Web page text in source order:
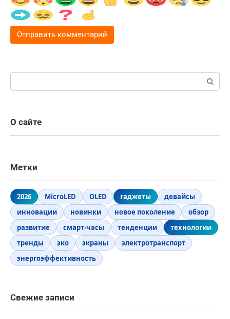
Поиск:
О сайте
Метки
2026 MicroLED OLED гаджеты
девайсы
инновации
новинки новое поколение
обзор
развитие
смарт-часы тенденции
технологии
тренды
эко экраны
электротранспорт
энергоэффективность
Свежие записи